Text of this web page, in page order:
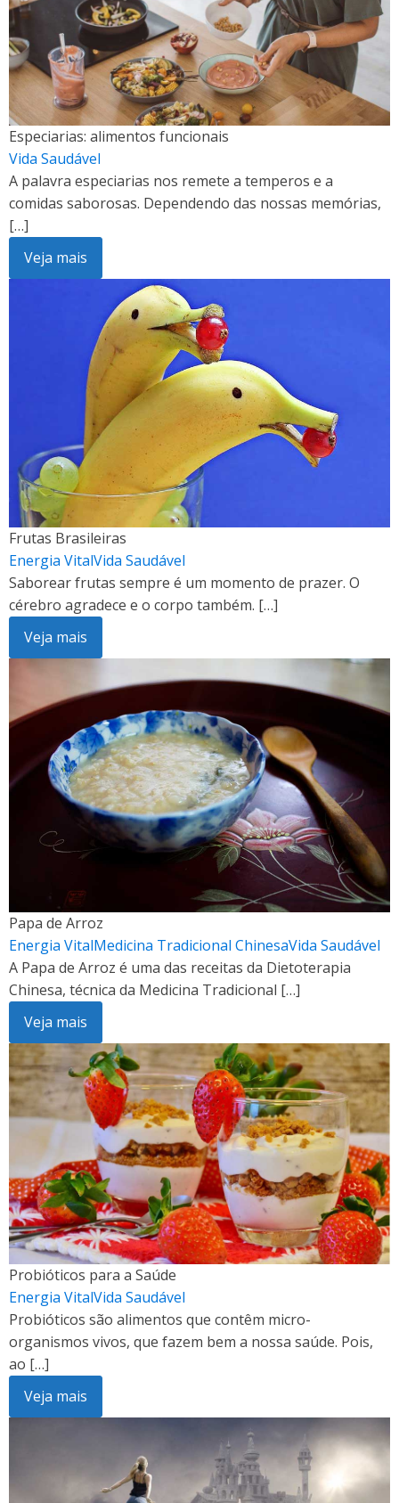
Especiarias: alimentos funcionais
Vida Saudável
A palavra especiarias nos remete a temperos e a
comidas saborosas. Dependendo das nossas memórias,
[…]
Veja mais
Frutas Brasileiras
Energia VitalVida Saudável
Saborear frutas sempre é um momento de prazer. O
cérebro agradece e o corpo também. […]
Veja mais
Papa de Arroz
Energia VitalMedicina Tradicional ChinesaVida Saudável
A Papa de Arroz é uma das receitas da Dietoterapia
Chinesa, técnica da Medicina Tradicional […]
Veja mais
Probióticos para a Saúde
Energia VitalVida Saudável
Probióticos são alimentos que contêm micro-
organismos vivos, que fazem bem a nossa saúde. Pois,
ao […]
Veja mais